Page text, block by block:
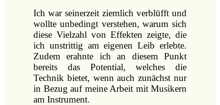
Ich war seinerzeit ziemlich verblüfft und
wollte unbedingt verstehen, warum sich
diese Vielzahl von Effekten zeigte, die
ich unstrittig am eigenen Leib erlebte.
Zudem erahnte ich an diesem Punkt
bereits das Potential, welches die
Technik bietet, wenn auch zunächst nur
in Bezug auf meine Arbeit mit Musikern
am Instrument.